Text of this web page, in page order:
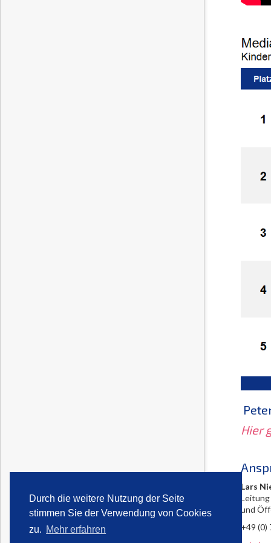
Durch die weitere Nutzung der Seite
stimmen Sie der Verwendung von Cookies
zu. Mehr erfahren
Hier
Lars
und
+49 (0)